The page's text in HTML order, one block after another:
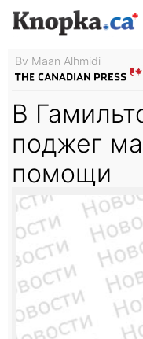
By Maan Alhmidi
В
поджег
помощи